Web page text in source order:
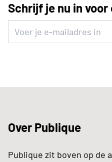
Schrijf je nu in
Over Publique
Publique zit boven op de